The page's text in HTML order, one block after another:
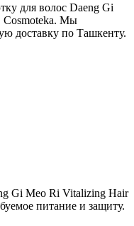
для волос Daeng Gi
Cosmoteka. Мы
доставку по Ташкенту.
Gi Meo Ri Vitalizing Hair
питание и защиту.